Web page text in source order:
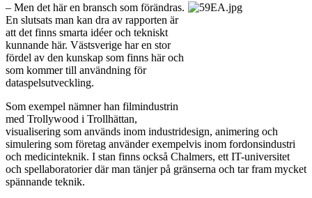
– Men det här en bransch som förändras.
En slutsats man kan dra av rapporten är
att det finns smarta idéer och tekniskt
kunnande här. Västsverige har en stor
fördel av den kunskap som finns här och
som kommer till användning för
dataspelsutveckling.
Som exempel nämner han filmindustrin
med Trollywood i Trollhättan,
visualisering som används inom industridesign, animering och
simulering som företag använder exempelvis inom fordonsindustri
och medicinteknik. I stan finns också Chalmers, ett IT-universitet
och spellaboratorier där man tänjer på gränserna och tar fram mycket
spännande teknik.